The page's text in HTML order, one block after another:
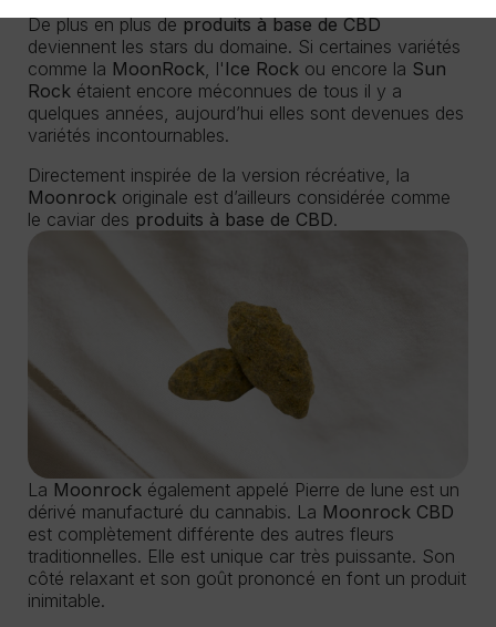
De plus en plus deproduits à base de CBD
deviennent les stars du domaine. Si certaines variétés
comme la MoonRock, l' Ice Rock ou encore la Sun
Rock étaient encore méconnues de tous il y a
quelques années, aujourd’hui elles sont devenues des
variétés incontournables.
Directement inspirée de la version récréative, la
Moonrock originale est d’ailleurs considérée comme
le caviar des produits à base de CBD.
La Moonrock également appelé Pierre de lune est un
dérivé manufacturé du cannabis. La Moonrock CBD
est complètement différente des autres fleurs
traditionnelles. Elle est unique car très puissante. Son
côté relaxant et son goût prononcé en font un produit
inimitable.